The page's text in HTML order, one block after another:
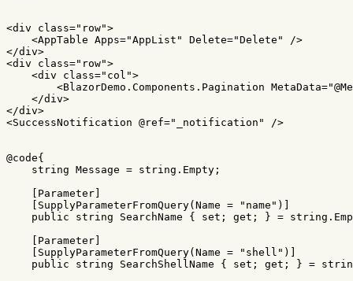
<div class=" row
<AppTable Apps="AppList" Delete="Delete"
/>
</div>
<div class=" row
<div class=" col
<BlazorDemo . Components . Pagination MetaData=
</div>
</div>
<SuccessNotification @ref="_notification" />
@code{
string Message = string . Empty ;
Parameter
SupplyParameterFromQuery( Name = "name" )]
public
string SearchName { set ; get ; } = string .
Parameter
SupplyParameterFromQuery( Name = "shell" )]
public
string SearchShellName { set ; get ; } =